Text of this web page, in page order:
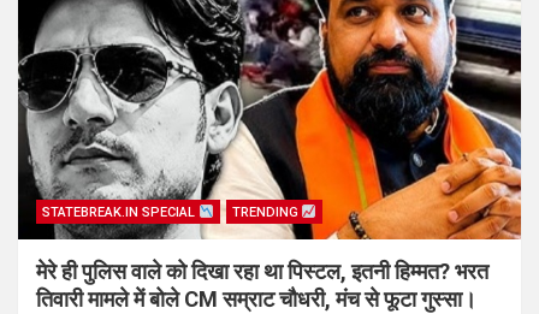
STATEBREAK.IN SPECIAL TRENDING
मेरे ही पुलिस वाले को दिखा रहा था पिस्टल, इतनी हिम्मत? भरत
तिवारी मामले में बोले CM सम्राट चौधरी, मंच से फूटा गुस्सा।